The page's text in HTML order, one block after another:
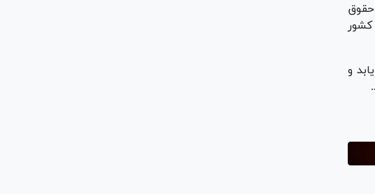
حقوق
و